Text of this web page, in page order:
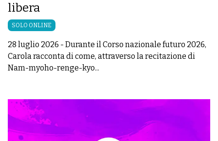
libera
SOLO ONLINE
28 luglio 2026 - Durante il Corso nazionale futuro 2026,
Carola racconta di come, attraverso la recitazione di
Nam-myoho-renge-kyo...